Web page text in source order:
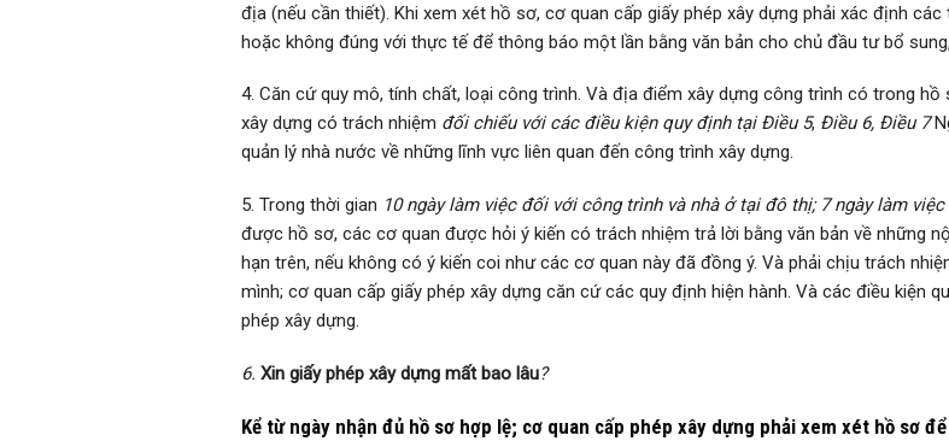
địa (nếu cần thiết). Khi xem xét hồ sơ, cơ quan cấp giấy phép xây dựng phải xác định
hoặc không đúng với thực tế để thông báo một lần bằng văn bản cho chủ đầu tư bổ
4. Căn cứ quy mô, tính chất, loại công trình. Và địa điểm xây dựng công trình có trong
xây dựng có trách nhiệm đối chiếu với các điều kiện quy định tại Điều 5, Điều 6, Điều 7
quản lý nhà nước về những lĩnh vực liên quan đến công trình xây dựng.
5. Trong thời gian 10 ngày làm việc đối với công trình và nhà ở tại đô thị; 7 ngày làm
được hồ sơ, các cơ quan được hỏi ý kiến có trách nhiệm trả lời bằng văn bản về những
hạn trên, nếu không có ý kiến coi như các cơ quan này đã đồng ý. Và phải chịu trách
mình; cơ quan cấp giấy phép xây dựng căn cứ các quy định hiện hành. Và các điều kiện
phép xây dựng.
6. Xin giấy phép xây dựng mất bao lâu?
Kể từ ngày nhận đủ hồ sơ hợp lệ; cơ quan cấp phép xây dựng phải xem xét hồ sơ